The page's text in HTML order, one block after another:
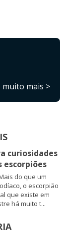
mais >
curiosidades
escorpiões
do que um
o escorpião
que existe em
há muito t...